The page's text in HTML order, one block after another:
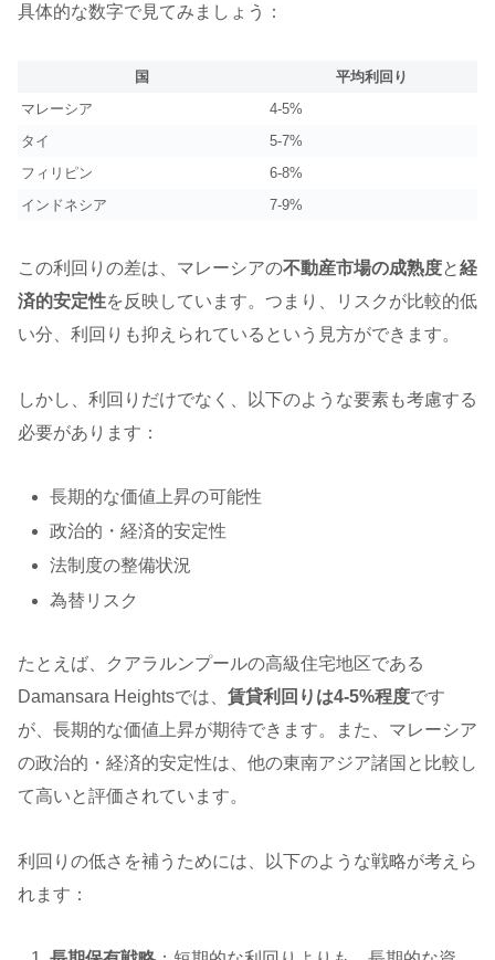
具体的な数字で見てみましょう：
国
平均利回り
マレーシア
4-5%
タイ
5-7%
フィリピン
6-8%
インドネシア
7-9%
この利回りの差は、マレーシアの不動産市場の成熟度と経
済的安定性を反映しています。つまり、リスクが比較的低
い分、利回りも抑えられているという見方ができます。
しかし、利回りだけでなく、以下のような要素も考慮する
必要があります：
長期的な価値上昇の可能性
政治的・経済的安定性
法制度の整備状況
為替リスク
たとえば、クアラルンプールの高級住宅地区である
Damansara Heightsでは、 賃貸利回りは4-5%程度です
が、長期的な価値上昇が期待できます。また、マレーシア
の政治的・経済的安定性は、他の東南アジア諸国と比較し
て高いと評価されています。
利回りの低さを補うためには、以下のような戦略が考えら
れます：